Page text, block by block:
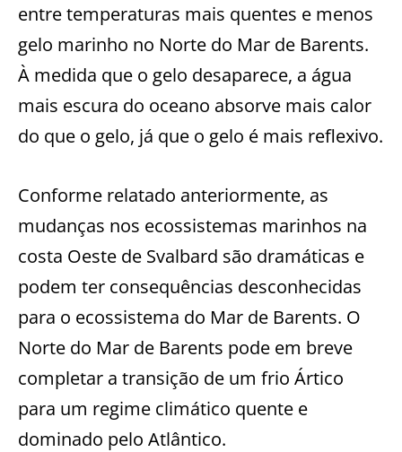
entre temperaturas mais quentes e menos
gelo marinho no Norte do Mar de Barents.
À medida que o gelo desaparece, a água
mais escura do oceano absorve mais calor
do que o gelo, já que o gelo é mais reflexivo.
Conforme relatado anteriormente, as
mudanças nos ecossistemas marinhos na
costa Oeste de Svalbard são dramáticas e
podem ter consequências desconhecidas
para o ecossistema do Mar de Barents. O
Norte do Mar de Barents pode em breve
completar a transição de um frio Ártico
para um regime climático quente e
dominado pelo Atlântico.